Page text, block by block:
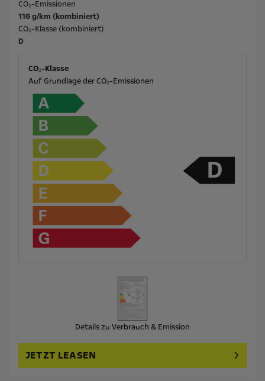
CO₂-Emissionen
116 g/km (kombiniert)
CO₂-Klasse (kombiniert)
D
CO₂-Klasse
Auf Grundlage der CO₂-Emissionen
Details zu Verbrauch & Emission
JETZT LEASEN